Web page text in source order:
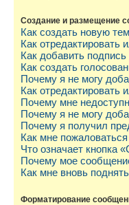
Создание и размещение
Как создать новую
Как отредактировать
Как добавить
Как создать
Почему я не могу
Как отредактировать
Почему мне
Почему я не могу
Почему я получил
Как мне
Что означает кнопка
Почему мое
Как мне вновь
Форматирование